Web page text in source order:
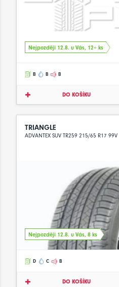
Nejpozději 12.8. u Vás, 12+ ks
B B B
DO KOŠÍKU
TRIANGLE
ADVANTEX SUV TR259 215/65 R17 99V
Nejpozději 12.8. u Vás, 8 ks
D C B
DO KOŠÍKU